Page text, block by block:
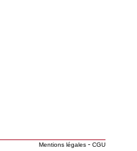
Mentions légales - CGU